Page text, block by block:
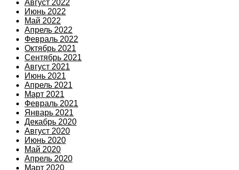
Август 2022
Июнь 2022
Май 2022
Апрель 2022
Февраль 2022
Октябрь 2021
Сентябрь 2021
Август 2021
Июнь 2021
Апрель 2021
Март 2021
Февраль 2021
Январь 2021
Декабрь 2020
Август 2020
Июнь 2020
Май 2020
Апрель 2020
Март 2020